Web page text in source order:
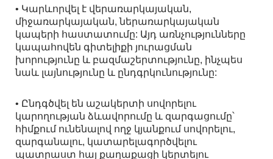
• Կարևորվել է վերառարկայական,
միջառարկայական, ներառարկայական
կապերի հաստատումը: Այդ առնչությունները
կապահովեն գիտելիքի յուրացման
խորությունը և բազմաշերտությունը, ինչպես
նաև լայնությունը և ընդգրկունությունը:
• Ընդգծվել են աշակերտի սովորելու
կարողության ձևավորումը և զարգացումը՝
հիմքում ունենալով ողջ կյանքում սովորելու,
զարգանալու, կատարելագործվելու
պատրաստ հայ քաղաքացի կերտելու